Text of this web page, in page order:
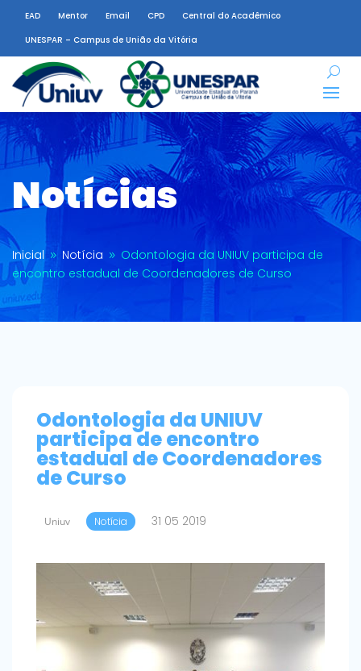
EAD Mentor Email CPD
Central do Acadêmico
UNESPAR – Campus de União da Vitória
Notícias
Inicial 9 Notícia 9 Odontologia da UNIUV participa de
encontro estadual de Coordenadores de Curso
Odontologia da UNIUV
participa de encontro
estadual de Coordenadores
de Curso
Uniuv Notícia 31 05 2019